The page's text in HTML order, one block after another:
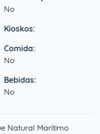
No
Kioskos:
Comida:
No
Bebidas:
No
Natural Marítimo